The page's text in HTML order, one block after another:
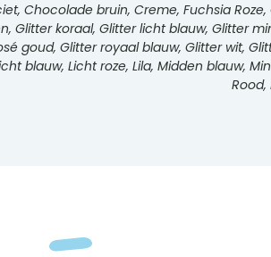
Chocolade bruin, Creme, Fuchsia
Glitter koraal, Glitter licht blauw, Glitter
goud, Glitter royaal blauw, Glitter wit,
blauw, Licht roze, Lila, Midden blauw,
Rood,